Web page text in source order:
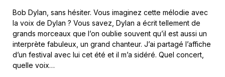
Bob Dylan, sans hésiter. Vous imaginez cette mélodie avec
la voix de Dylan ? Vous savez, Dylan a écrit tellement de
grands morceaux que l’on oublie souvent qu’il est aussi un
interprète fabuleux, un grand chanteur. J’ai partagé l’affiche
d’un festival avec lui cet été et il m’a sidéré. Quel concert,
quelle voix…